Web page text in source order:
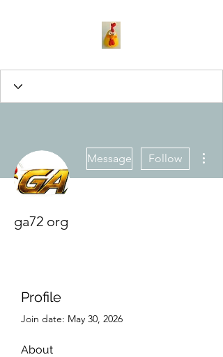
Message Follow
ga72 org
Profile
Join date: May 30, 2026
About